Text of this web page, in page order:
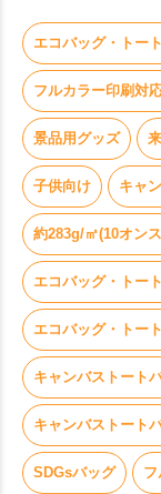
エコバッグ・トー
フルカラー印刷対
景品用グッズ
子供向け キャ
約283g/㎡(10オン
エコバッグ・トー
エコバッグ・トー
キャンバストート
キャンバストート
SDGsバッグ